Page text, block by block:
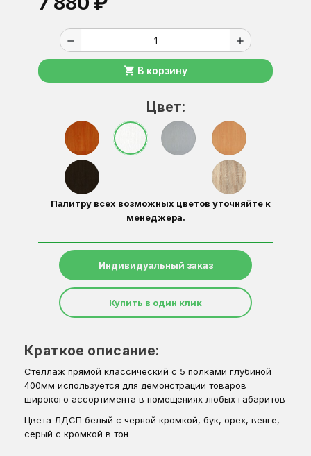
remove add
shopping_cart В корзину
Цвет:
Палитру всех возможных цветов уточняйте к
менеджера.
Индивидуальный заказ
Купить в один клик
Краткое описание:
Стеллаж прямой классический с 5 полками глубиной
400мм используется для демонстрации товаров
широкого ассортимента в помещениях любых габаритов
Цвета ЛДСП белый с черной кромкой, бук, орех, венге,
серый с кромкой в тон